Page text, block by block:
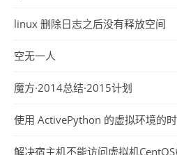
linux 删除日志之后没有释放空间
空无一人
魔方·2014总结·2015计划
使用 ActivePython 的虚拟环境的
解决宿主机不能访问虚拟机